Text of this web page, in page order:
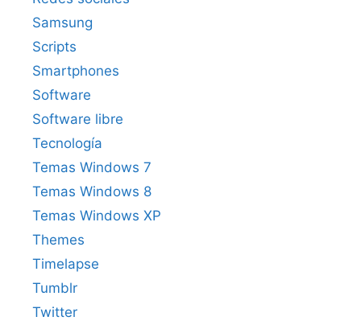
Samsung
Scripts
Smartphones
Software
Software libre
Tecnología
Temas Windows 7
Temas Windows 8
Temas Windows XP
Themes
Timelapse
Tumblr
Twitter